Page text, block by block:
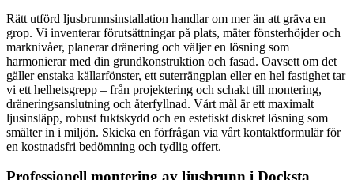
Rätt utförd ljusbrunnsinstallation handlar om mer än att gräva en
grop. Vi inventerar förutsättningar på plats, mäter fönsterhöjder och
marknivåer, planerar dränering och väljer en lösning som
harmonierar med din grundkonstruktion och fasad. Oavsett om det
gäller enstaka källarfönster, ett suterrängplan eller en hel fastighet tar
vi ett helhetsgrepp – från projektering och schakt till montering,
dräneringsanslutning och återfyllnad. Vårt mål är ett maximalt
ljusinsläpp, robust fuktskydd och en estetiskt diskret lösning som
smälter in i miljön. Skicka en förfrågan via vårt kontaktformulär för
en kostnadsfri bedömning och tydlig offert.
Professionell montering av ljusbrunn i Docksta